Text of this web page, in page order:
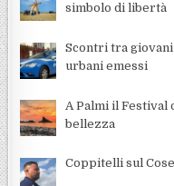
simbolo di libertà
Scontri tra giovani
urbani emessi
A Palmi il Festival
bellezza
Coppitelli sul